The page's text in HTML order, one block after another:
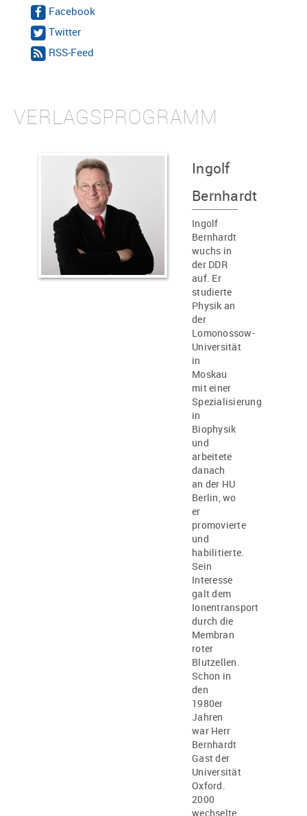
Facebook
Twitter
RSS-Feed
VERLAGSPROGRAMM
Ingolf
Bernhardt
Ingolf
Bernhardt
wuchs in
der DDR
auf. Er
studierte
Physik an
der
Lomonossow-
Universität
in
Moskau
mit einer
Spezialisierung
in
Biophysik
und
arbeitete
danach
an der HU
Berlin, wo
er
promovierte
und
habilitierte.
Sein
Interesse
galt dem
Ionentransport
durch die
Membran
roter
Blutzellen.
Schon in
den
1980er
Jahren
war Herr
Bernhardt
Gast der
Universität
Oxford.
2000
wechselte